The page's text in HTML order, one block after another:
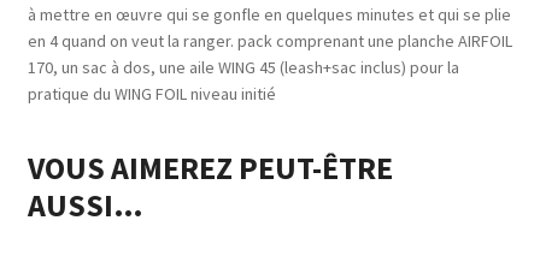
à mettre en œuvre qui se gonfle en quelques minutes et qui se plie
en 4 quand on veut la ranger. pack comprenant une planche AIRFOIL
170, un sac à dos, une aile WING 45 (leash+sac inclus) pour la
pratique du WING FOIL niveau initié
VOUS AIMEREZ PEUT-ÊTRE
AUSSI…